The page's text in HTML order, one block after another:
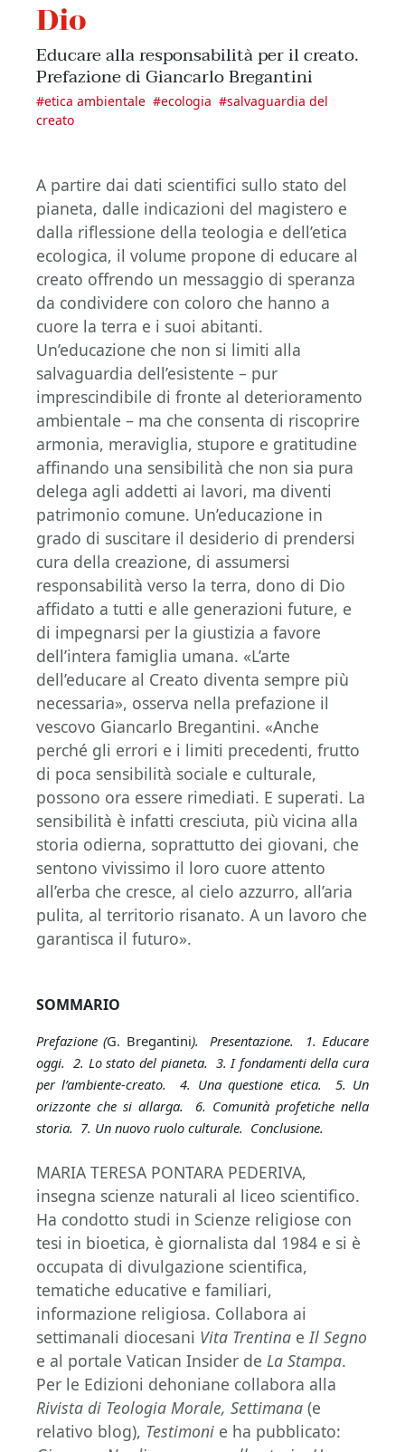
Dio
Educare alla responsabilità per il creato.
Prefazione di Giancarlo Bregantini
#etica ambientale #ecologia #salvaguardia del
creato
A partire dai dati scientifici sullo stato del
pianeta, dalle indicazioni del magistero e
dalla riflessione della teologia e dell’etica
ecologica, il volume propone di educare al
creato offrendo un messaggio di speranza
da condividere con coloro che hanno a
cuore la terra e i suoi abitanti.
Un’educazione che non si limiti alla
salvaguardia dell’esistente – pur
imprescindibile di fronte al deterioramento
ambientale – ma che consenta di riscoprire
armonia, meraviglia, stupore e gratitudine
affinando una sensibilità che non sia pura
delega agli addetti ai lavori, ma diventi
patrimonio comune. Un’educazione in
grado di suscitare il desiderio di prendersi
cura della creazione, di assumersi
responsabilità verso la terra, dono di Dio
affidato a tutti e alle generazioni future, e
di impegnarsi per la giustizia a favore
dell’intera famiglia umana. «L’arte
dell’educare al Creato diventa sempre più
necessaria», osserva nella prefazione il
vescovo Giancarlo Bregantini. «Anche
perché gli errori e i limiti precedenti, frutto
di poca sensibilità sociale e culturale,
possono ora essere rimediati. E superati. La
sensibilità è infatti cresciuta, più vicina alla
storia odierna, soprattutto dei giovani, che
sentono vivissimo il loro cuore attento
all’erba che cresce, al cielo azzurro, all’aria
pulita, al territorio risanato. A un lavoro che
garantisca il futuro».
SOMMARIO
Prefazione (G. Bregantini). Presentazione. 1. Educare
oggi. 2. Lo stato del pianeta. 3. I fondamenti della cura
per l’ambiente-creato. 4. Una questione etica. 5. Un
orizzonte che si allarga. 6. Comunità profetiche nella
storia. 7. Un nuovo ruolo culturale. Conclusione.
MARIA TERESA PONTARA PEDERIVA,
insegna scienze naturali al liceo scientifico.
Ha condotto studi in Scienze religiose con
tesi in bioetica, è giornalista dal 1984 e si è
occupata di divulgazione scientifica,
tematiche educative e familiari,
informazione religiosa. Collabora ai
settimanali diocesani Vita Trentina eIl Segno
e al portale Vatican Insider de La Stampa.
Per le Edizioni dehoniane collabora alla
Rivista di Teologia Morale, Settimana (e
relativo blog), Testimoni e ha pubblicato: